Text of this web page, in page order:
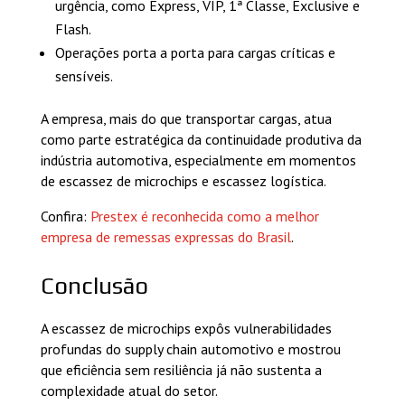
urgência, como Express, VIP, 1ª Classe, Exclusive e
Flash.
Operações porta a porta para cargas críticas e
sensíveis.
A empresa, mais do que transportar cargas, atua
como parte estratégica da continuidade produtiva da
indústria automotiva, especialmente em momentos
de escassez de microchips e escassez logística.
Confira: Prestex é reconhecida como a melhor
empresa de remessas expressas do Brasil.
Conclusão
A escassez de microchips expôs vulnerabilidades
profundas do supply chain automotivo e mostrou
que eficiência sem resiliência já não sustenta a
complexidade atual do setor.